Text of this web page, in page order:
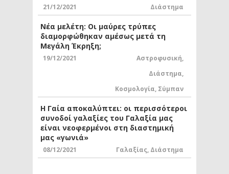
21/12/2021 Διάστημα
Νέα μελέτη: Οι μαύρες τρύπες
διαμορφώθηκαν αμέσως μετά τη
Μεγάλη Έκρηξη;
19/12/2021 Αστροφυσική,
Διάστημα,
Κοσμολογία, Σύμπαν
Η Γαία αποκαλύπτει: οι περισσότεροι
συνοδοί γαλαξίες του Γαλαξία μας
είναι νεοφερμένοι στη διαστημική
μας «γωνιά»
08/12/2021 Γαλαξίας, Διάστημα